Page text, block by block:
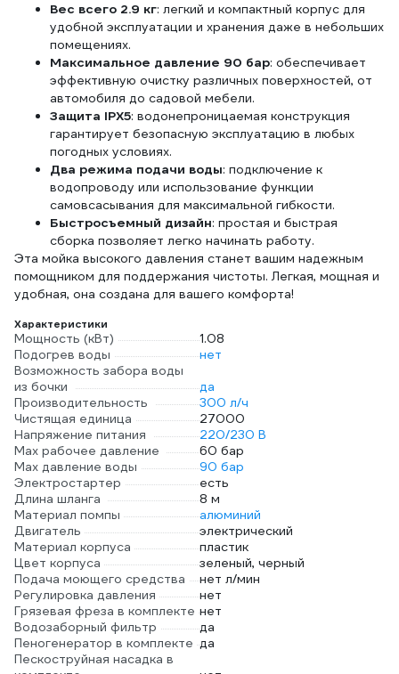
Вес всего 2.9 кг: легкий и компактный корпус для
удобной эксплуатации и хранения даже в небольших
помещениях.
Максимальное давление 90 бар: обеспечивает
эффективную очистку различных поверхностей, от
автомобиля до садовой мебели.
Защита IPX5: водонепроницаемая конструкция
гарантирует безопасную эксплуатацию в любых
погодных условиях.
Два режима подачи воды: подключение к
водопроводу или использование функции
самовсасывания для максимальной гибкости.
Быстросъемный дизайн: простая и быстрая
сборка позволяет легко начинать работу.
Эта мойка высокого давления станет вашим надежным
помощником для поддержания чистоты. Легкая, мощная и
удобная, она создана для вашего комфорта!
Характеристики
Мощность (кВт)
1.08
Подогрев воды
нет
Возможность забора воды
из бочки
да
Производительность
300 л/ч
Чистящая единица
27000
Напряжение питания
220/230 В
Мах рабочее давление
60 бар
Max давление воды
90 бар
Электростартер
есть
Длина шланга
8 м
Материал помпы
алюминий
Двигатель
электрический
Материал корпуса
пластик
Цвет корпуса
зеленый, черный
Подача моющего средства
нет л/мин
Регулировка давления
нет
Грязевая фреза в комплекте нет
Водозаборный фильтр
да
Пеногенератор в комплекте да
Пескоструйная насадка в